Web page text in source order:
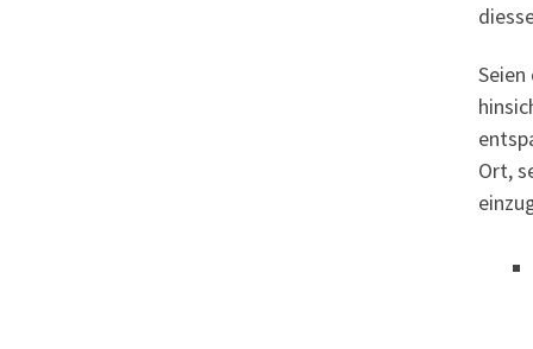
Ort,